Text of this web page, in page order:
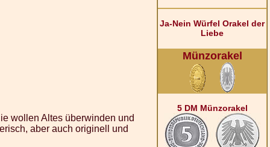
wollen Altes überwinden und
aber auch originell und
Ja-Nein Würfel Orakel der
Liebe
Münzorakel
5 DM Münzorakel